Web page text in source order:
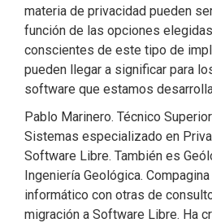
materia de privacidad pueden
función de las opciones
conscientes de este tipo de
pueden llegar a significar para
software que estamos
Pablo Marinero. Técnico
Sistemas especializado en
Software Libre. También es
Ingeniería Geológica.
informático con otras de
migración a Software Libre. Ha